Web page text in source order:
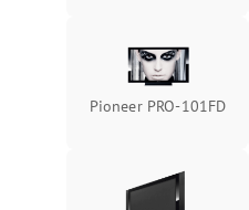
Pioneer PRO-101FD